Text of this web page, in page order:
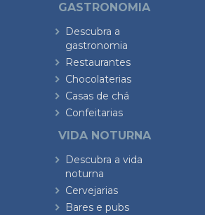
GASTRONOMIA
Descubra a
gastronomia
Restaurantes
Chocolaterias
Casas de chá
Confeitarias
VIDA NOTURNA
Descubra a vida
noturna
Cervejarias
Bares e pubs